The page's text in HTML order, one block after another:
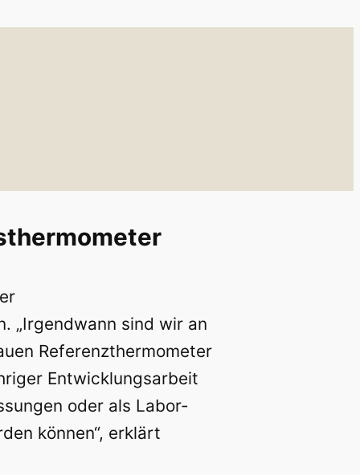
„Irgendwann sind wir an
Referenzthermometer
Entwicklungsarbeit
oder als Labor-
können“, erklärt